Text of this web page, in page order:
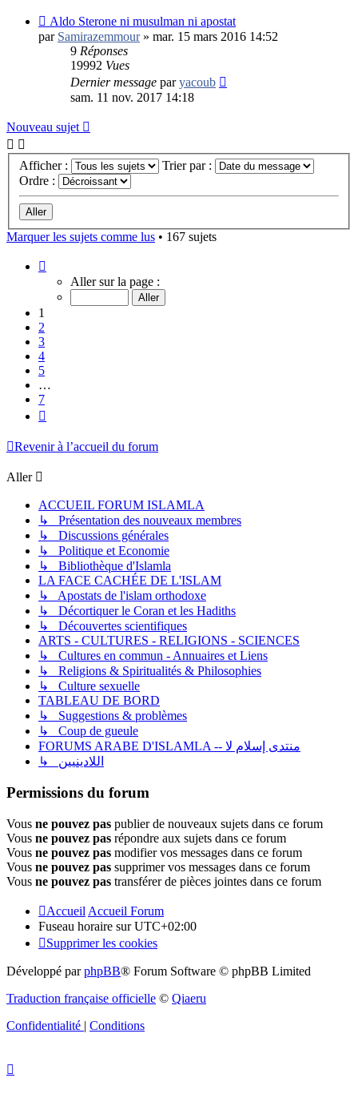
Aldo Sterone ni musulman ni apostat
par Samirazemmour» mar. 15 mars 2016 14:52
9 Réponses
19992 Vues
Dernier message paryacoub
sam. 11 nov. 2017 14:18
Nouveau sujet
Afficher :
Trier par :
Ordre :
Marquer les sujets comme lus • 167 sujets
sur
Aller sur la page :
1
2
3
4
5
…
7
Revenir à l’accueil du forum
Aller
ACCUEIL FORUM ISLAMLA
↳ Présentation des nouveaux membres
↳ Discussions générales
↳ Politique et Economie
↳ Bibliothèque d'Islamla
LA FACE CACHÉE DE L'ISLAM
↳ Apostats de l'islam orthodoxe
↳ Décortiquer le Coran et les Hadiths
↳ Découvertes scientifiques
ARTS - CULTURES - RELIGIONS - SCIENCES
↳ Cultures en commun - Annuaires et Liens
↳ Religions & Spiritualités & Philosophies
↳ Culture sexuelle
TABLEAU DE BORD
↳ Suggestions & problèmes
↳ Coup de gueule
FORUMS ARABE D'ISLAMLA -- منتدى إسلام لا
↳ اللادينيين
Permissions du forum
Vous ne pouvez pas publier de nouveaux sujets dans ce forum
Vous ne pouvez pas répondre aux sujets dans ce forum
Vous ne pouvez pas modifier vos messages dans ce forum
Vous ne pouvez pas supprimer vos messages dans ce forum
Vous ne pouvez pas transférer de pièces jointes dans ce forum
Accueil Accueil Forum
Fuseau horaire surUTC+02:00
Supprimer les cookies
Développé parphpBB® Forum Software © phpBB Limited
Traduction française officielle © Qiaeru
Confidentialité | Conditions